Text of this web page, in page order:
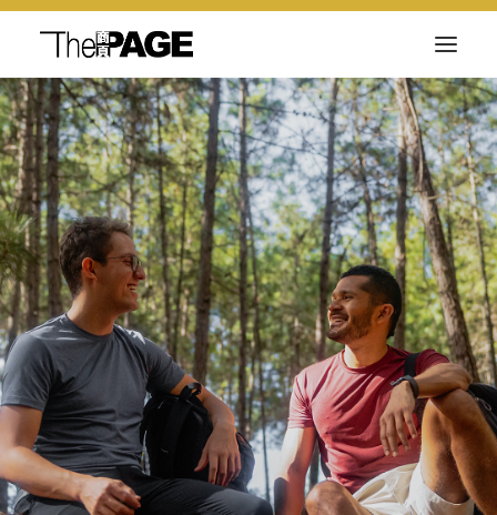
关于我们
新闻内容
商页菁英
快讯
电子杂志
Search